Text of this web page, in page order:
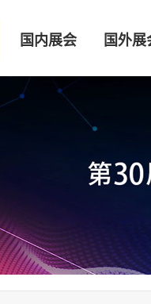
国内展会 国外展